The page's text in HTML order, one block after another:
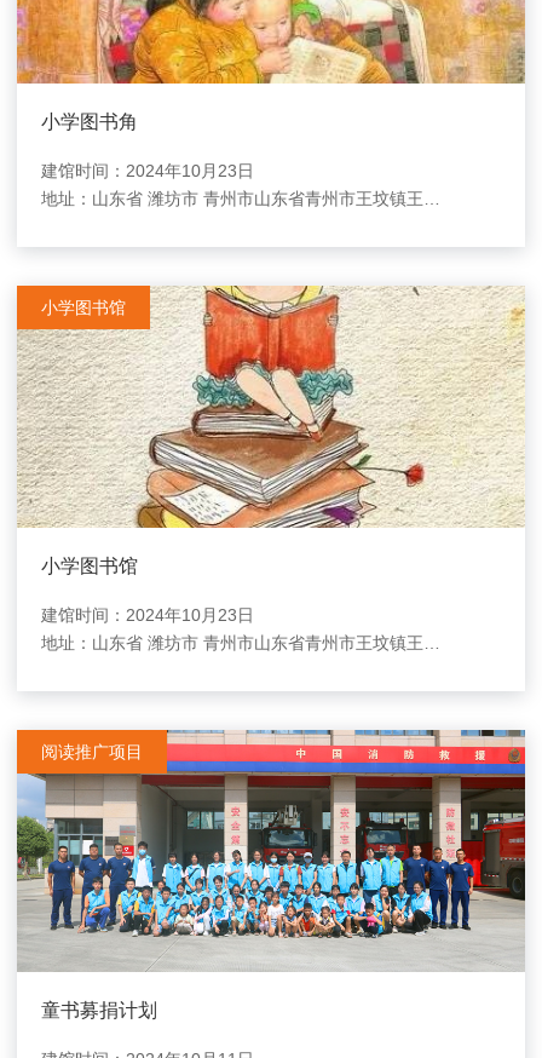
小学图书角
建馆时间：2024年10月23日
地址：
小学图书馆
小学图书馆
建馆时间：2024年10月23日
地址：
阅读推广项目
童书募捐计划